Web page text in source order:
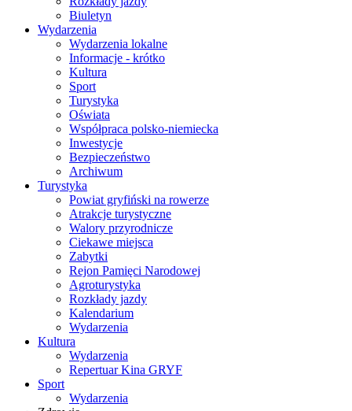
Biuletyn
Wydarzenia
Wydarzenia lokalne
Informacje - krótko
Kultura
Sport
Turystyka
Oświata
Współpraca polsko-niemiecka
Inwestycje
Bezpieczeństwo
Archiwum
Turystyka
Powiat gryfiński na rowerze
Atrakcje turystyczne
Walory przyrodnicze
Ciekawe miejsca
Zabytki
Rejon Pamięci Narodowej
Agroturystyka
Rozkłady jazdy
Kalendarium
Wydarzenia
Kultura
Wydarzenia
Repertuar Kina GRYF
Sport
Wydarzenia